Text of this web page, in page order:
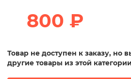
800 ₽
Товар не доступен к заказу, но
другие товары из этой категории